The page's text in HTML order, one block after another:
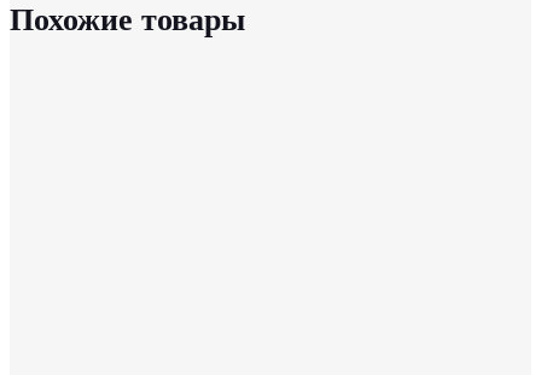
Похожие товары